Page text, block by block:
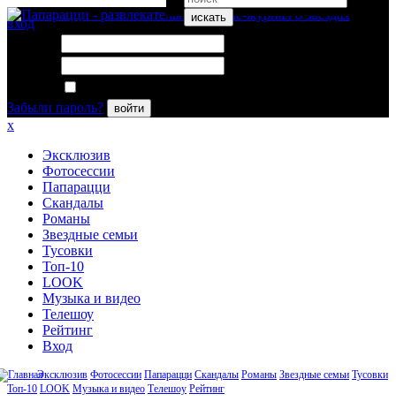
искать
вход
Забыли пароль?
войти
x
Эксклюзив
Фотосессии
Папарацци
Скандалы
Романы
Звездные семьи
Тусовки
Топ-10
LOOK
Музыка и видео
Телешоу
Рейтинг
Вход
Эксклюзив Фотосессии Папарацци Скандалы Романы Звездные семьи Тусовки
Топ-10 LOOK Музыка и видео Телешоу Рейтинг